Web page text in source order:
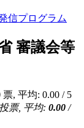
信プログラム
審議会等
投票, 平均: 0.00 /